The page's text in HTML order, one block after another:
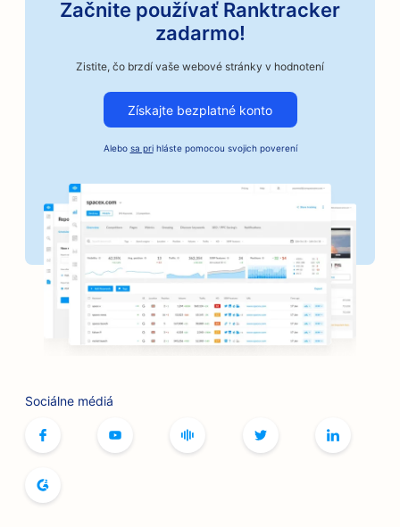
SEO pre remeselné pražiarne kávy
SEO pre predajne autodielov
SEO pre autoopravovne
SEO pre autoservisy
SEO pre služby kaucií
SEO pre banky
SEO pre pekárne
SEO pre holičstvá
SEO pre grilovacie zariadenia
SEO pre bowlingové dráhy
Začnite používať Ranktracker
zadarmo!
Zistite, čo brzdí vaše webové stránky v hodnotení
Získajte bezplatné konto
Alebo sa prihláste pomocou svojich poverení
Sociálne médiá